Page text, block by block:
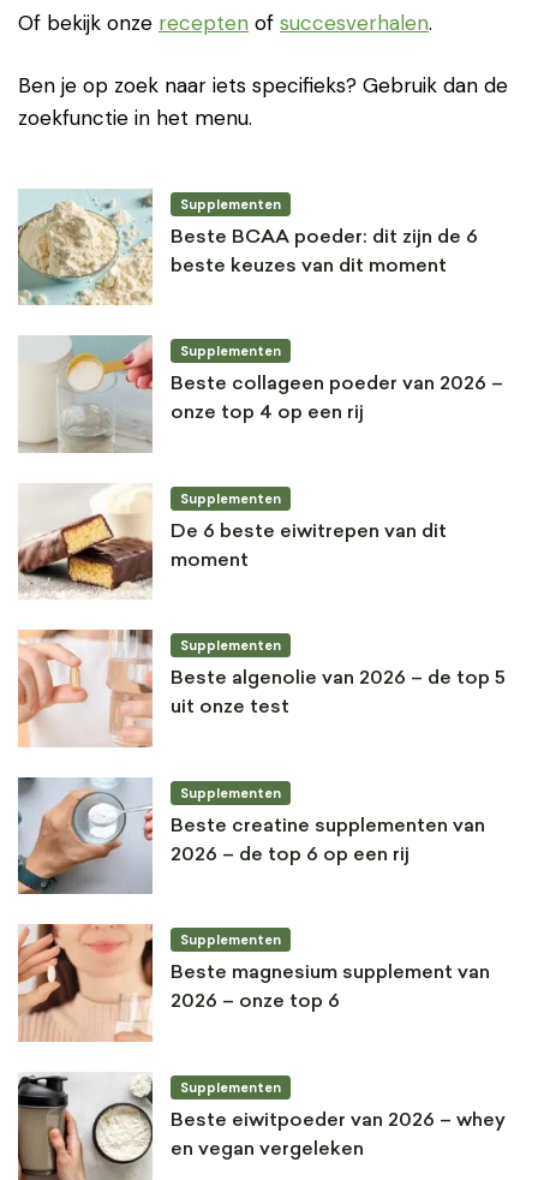
Of bekijk onze recepten of succesverhalen.
Ben je op zoek naar iets specifieks? Gebruik dan de
zoekfunctie in het menu.
Supplementen
Beste BCAA poeder: dit zijn de 6
beste keuzes van dit moment
Supplementen
Beste collageen poeder van 2026 –
onze top 4 op een rij
Supplementen
De 6 beste eiwitrepen van dit
moment
Supplementen
Beste algenolie van 2026 – de top 5
uit onze test
Supplementen
Beste creatine supplementen van
2026 – de top 6 op een rij
Supplementen
Beste magnesium supplement van
2026 – onze top 6
Supplementen
Beste eiwitpoeder van 2026 – whey
en vegan vergeleken